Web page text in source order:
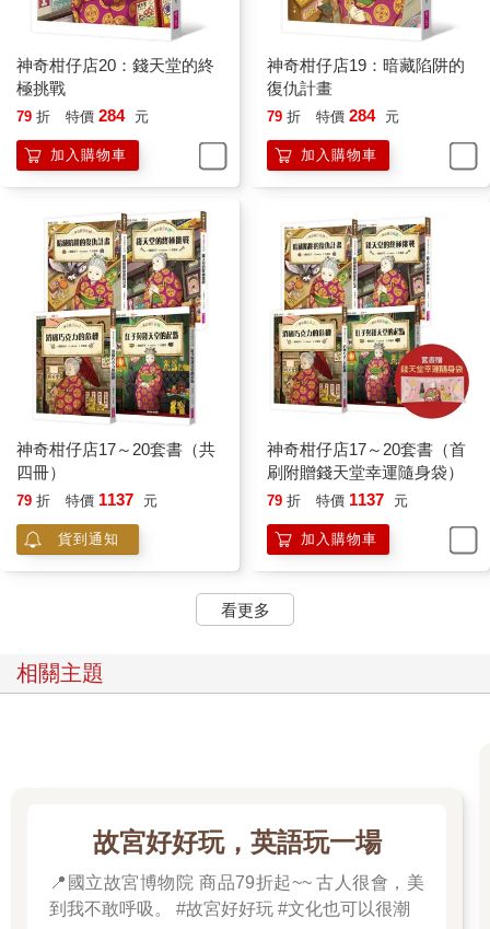
神奇柑仔店20：錢天堂的終
極挑戰
79 折 特價 284 元
加入購物車
神奇柑仔店19：暗藏陷阱的
復仇計畫
79 折 特價 284 元
加入購物車
神奇柑仔店17～20套書（共
四冊）
79 折 特價 1137 元
貨到通知
神奇柑仔店17～20套書（首
刷附贈錢天堂幸運隨身袋）
79 折 特價 1137 元
加入購物車
看更多
相關主題
故宮好好玩，英語玩一場
📍國立故宮博物院 商品79折起~~ 古人很會，美
到我不敢呼吸。 #故宮好好玩 #文化也可以很潮